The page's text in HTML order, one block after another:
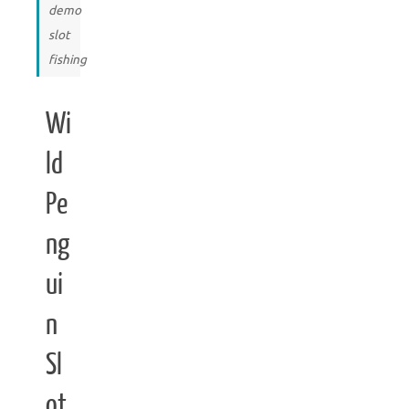
demo
slot
fishing
Wi
ld
Pe
ng
ui
n
Sl